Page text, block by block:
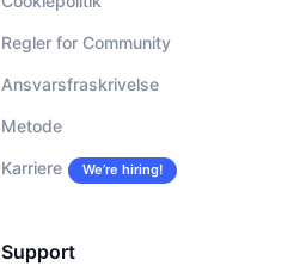
Regler for Community
Ansvarsfraskrivelse
Metode
Karriere We’re hiring!
Support